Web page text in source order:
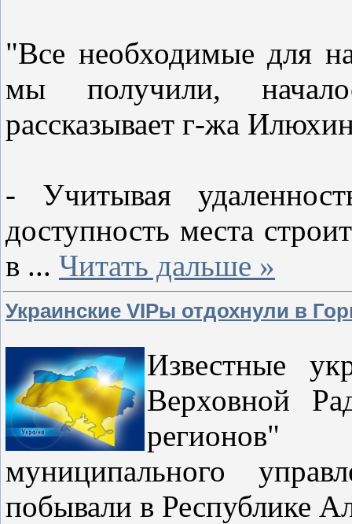
"Все необходимые для
мы получили,
рассказывает г-жа
- Учитывая
доступность места
в ... Читать дальше »
Украинские VIPы отдохнули в
Известные
Верховной
муниципального
побывали в Республике